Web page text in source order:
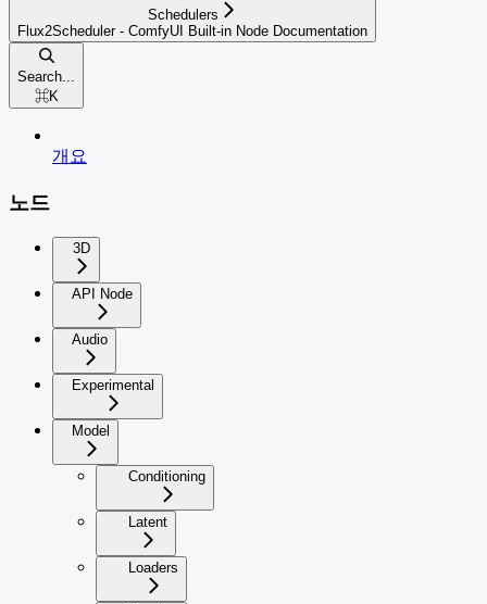
Schedulers
Flux2Scheduler - ComfyUI Built-in Node Documentation
Search...
⌘K
개요
노드
3D
API Node
Audio
Experimental
Model
Conditioning
Latent
Loaders